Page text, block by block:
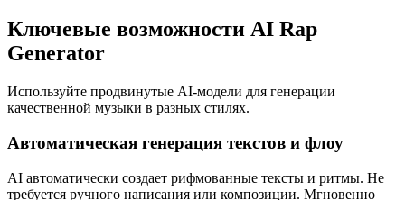
Ключевые возможности AI Rap
Generator
Используйте продвинутые AI-модели для генерации
качественной музыки в разных стилях.
Автоматическая генерация текстов и флоу
AI автоматически создает рифмованные тексты и ритмы. Не
требуется ручного написания или композиции. Мгновенно